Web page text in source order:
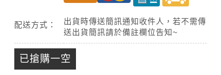
配送方式：
出貨時傳送簡訊通知收件人，若不需傳
送出貨簡訊請於備註欄位告知~
已搶購一空